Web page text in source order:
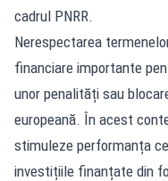
cadrul PNRR.
Nerespectarea
financiare importante
unor penalități sau
europeană. În acest
stimuleze performanța
investițiile finanțate din